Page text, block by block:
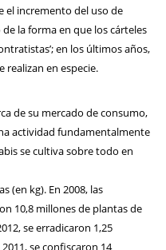
el incremento del uso de
la forma en que los cárteles
en los últimos años,
realizan en especie.
de su mercado de consumo,
actividad fundamentalmente
se cultiva sobre todo en
(en kg). En 2008, las
10,8 millones de plantas de
se erradicaron 1,25
se confiscaron 14